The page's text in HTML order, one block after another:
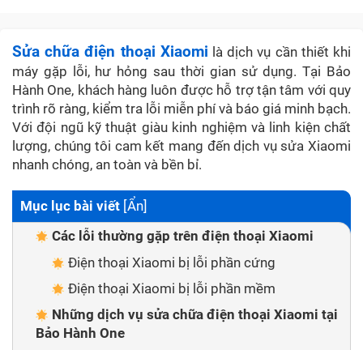
Sửa chữa điện thoại Xiaomi là dịch vụ cần thiết khi
máy gặp lỗi, hư hỏng sau thời gian sử dụng. Tại Bảo
Hành One, khách hàng luôn được hỗ trợ tận tâm với quy
trình rõ ràng, kiểm tra lỗi miễn phí và báo giá minh bạch.
Với đội ngũ kỹ thuật giàu kinh nghiệm và linh kiện chất
lượng, chúng tôi cam kết mang đến dịch vụ sửa Xiaomi
nhanh chóng, an toàn và bền bỉ.
Mục lục bài viết [Ẩn]
Các lỗi thường gặp trên điện thoại Xiaomi
Điện thoại Xiaomi bị lỗi phần cứng
Điện thoại Xiaomi bị lỗi phần mềm
Những dịch vụ sửa chữa điện thoại Xiaomi tại
Bảo Hành One